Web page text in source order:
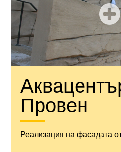
Провен
Реализация на фасадата